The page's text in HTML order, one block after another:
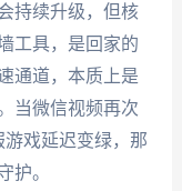
持续升级，但核
工具，是回家的
通道，本质上是
当微信视频再次
游戏延迟变绿，那
护。